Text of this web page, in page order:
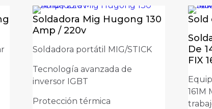
Inverter Furius De 200A 110/
no será publicada. Los campos obligatorios
Soldadora Mig Hugong 130
Amp / 220v
Soldadora portátil MIG/STICK
Tecnología avanzada de
inversor IGBT
Protección térmica
Sold
De
FIX
161M